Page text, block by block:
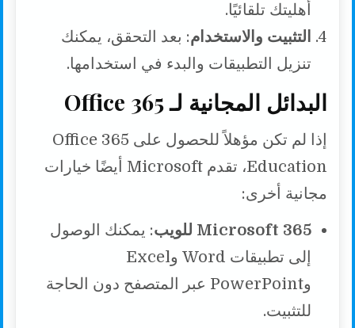
أهليتك تلقائيًا.
التثبيت والاستخدام: بعد التحقق، يمكنك
تنزيل التطبيقات والبدء في استخدامها.
البدائل المجانية لـ Office 365
إذا لم تكن مؤهلاً للحصول على Office 365
Education، تقدم Microsoft أيضًا خيارات
مجانية أخرى:
Microsoft 365 للويب
: يمكنك الوصول
إلى تطبيقات Word وExcel
وPowerPoint عبر المتصفح دون الحاجة
للتثبيت.